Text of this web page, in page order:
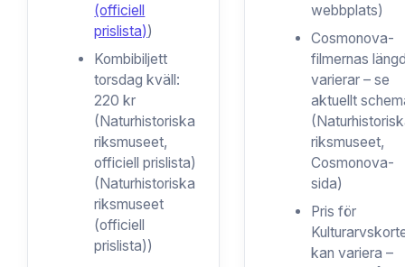
(officiell
prislista))
Kombibiljett
torsdag kväll:
220 kr
(Naturhistoriska
riksmuseet,
officiell prislista)
(Naturhistoriska
riksmuseet
(officiell
prislista))
webbplats)
Cosmonova-
filmernas
varierar – se
aktuellt
riksmuseet,
Cosmonova-
sida)
Pris för
kan variera –